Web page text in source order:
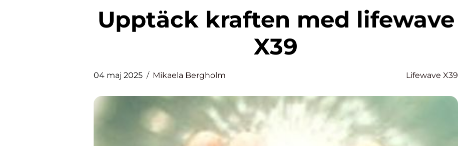
Upptäck kraften med lifewave
X39
04 maj 2025 Mikaela Bergholm Lifewave X39